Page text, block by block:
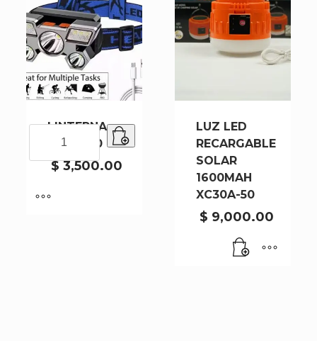
LUZ
ROJO
(689-
1)
cantidad
LINTERNA
X501-240
$3,500.00
240
LUZ LED
RECARGABLE
SOLAR
1600MAH
XC30A-50
$ 9,000.00